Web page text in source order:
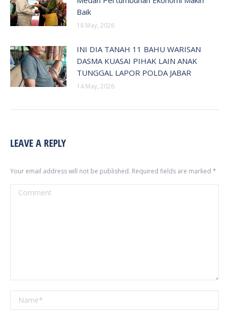
Baik
18 May, 2026
INI DIA TANAH 11 BAHU WARISAN
DASMA KUASAI PIHAK LAIN ANAK
TUNGGAL LAPOR POLDA JABAR
14 May, 2026
LEAVE A REPLY
Your email address will not be published. Required fields are marked *
Comment
Name *